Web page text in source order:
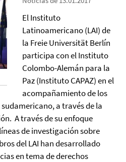
El Instituto
Latinoamericano (LAI) de
la Freie Universität Berlín
participa con el Instituto
Colombo-Alemán para la
Paz (Instituto CAPAZ) en el
acompañamiento de los
a través de la
A través de su enfoque
de investigación sobre
del LAI han desarrollado
en tema de derechos